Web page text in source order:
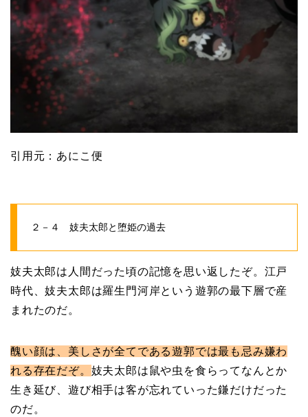
引用元：あにこ便
２－４ 妓夫太郎と堕姫の過去
妓夫太郎は人間だった頃の記憶を思い返したぞ。江戸
時代、妓夫太郎は羅生門河岸という遊郭の最下層で産
まれたのだ。
醜い顔は、美しさが全てである遊郭では最も忌み嫌わ
れる存在だぞ。 妓夫太郎は鼠や虫を食らってなんとか
生き延び、遊び相手は客が忘れていった鎌だけだった
のだ。